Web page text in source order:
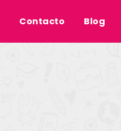
Contacto Blog